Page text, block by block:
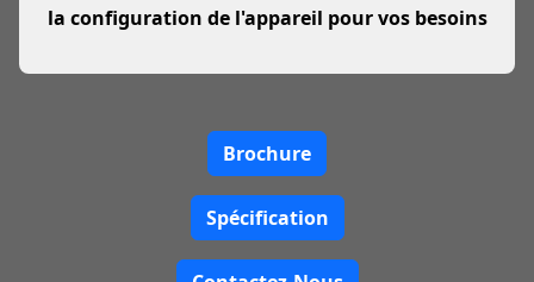
la configuration de l'appareil pour vos besoins
Brochure
Spécification